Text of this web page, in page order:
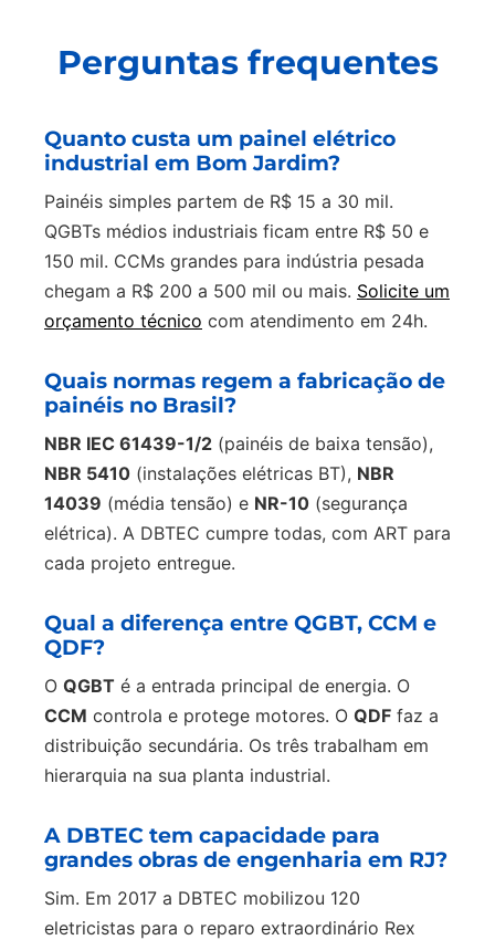
Perguntas frequentes
Quanto custa um painel elétrico
industrial em Bom Jardim?
Painéis simples partem de R$ 15 a 30 mil.
QGBTs médios industriais ficam entre R$ 50 e
150 mil. CCMs grandes para indústria pesada
chegam a R$ 200 a 500 mil ou mais. Solicite um
orçamento técnico com atendimento em 24h.
Quais normas regem a fabricação de
painéis no Brasil?
NBR IEC 61439-1/2 (painéis de baixa tensão),
NBR 5410 (instalações elétricas BT), NBR
14039 (média tensão) e NR-10 (segurança
elétrica). A DBTEC cumpre todas, com ART para
cada projeto entregue.
Qual a diferença entre QGBT, CCM e
QDF?
O QGBT é a entrada principal de energia. O
CCM controla e protege motores. O QDF faz a
distribuição secundária. Os três trabalham em
hierarquia na sua planta industrial.
A DBTEC tem capacidade para
grandes obras de engenharia em RJ?
Sim. Em 2017 a DBTEC mobilizou 120
eletricistas para o reparo extraordinário Rex